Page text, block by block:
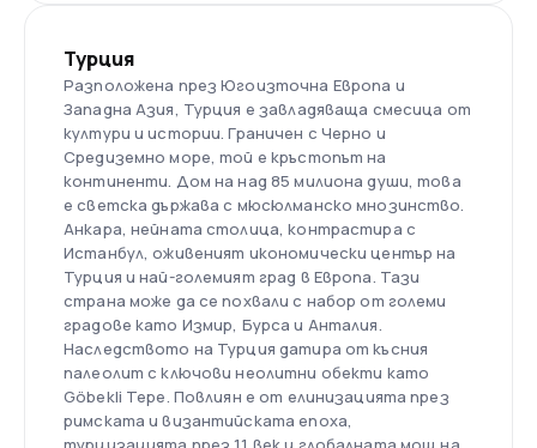
Турция
Разположена през Югоизточна Европа и
Западна Азия, Турция е завладяваща смесица от
култури и истории. Граничен с Черно и
Средиземно море, той е кръстопът на
континенти. Дом на над 85 милиона души, това
е светска държава с мюсюлманско мнозинство.
Анкара, нейната столица, контрастира с
Истанбул, оживеният икономически център на
Турция и най-големият град в Европа. Тази
страна може да се похвали с набор от големи
градове като Измир, Бурса и Анталия.
Наследството на Турция датира от късния
палеолит с ключови неолитни обекти като
Göbekli Tepe. Повлиян е от елинизацията през
римската и византийската епоха,